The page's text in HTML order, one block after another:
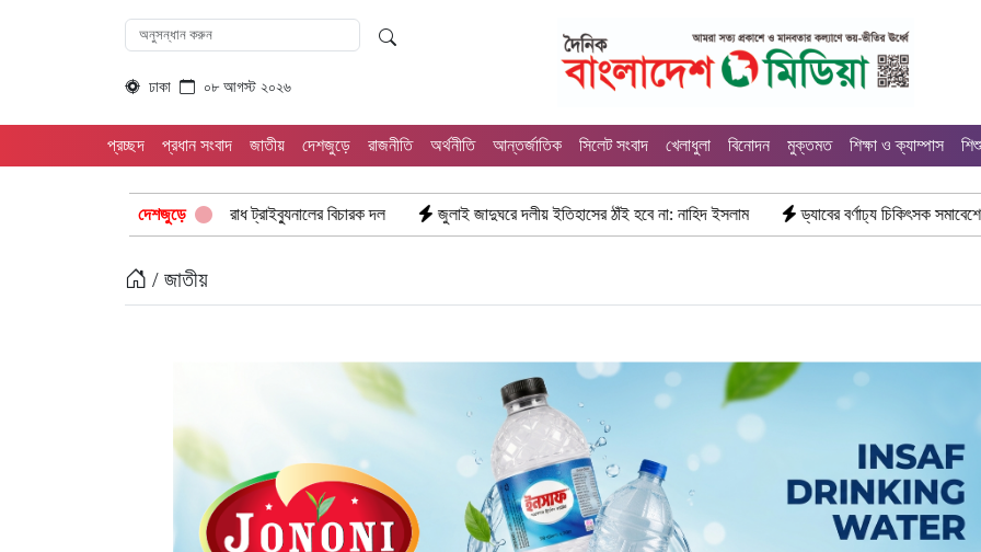
ঢাকা ০৮ আগস্ট ২০২৬
প্রচ্ছদ প্রধান সংবাদ জাতীয় দেশজুড়ে রাজনীতি অর্থনীতি আন্তর্জাতিক সিলেট সংবাদ খেলাধুলা বিনোদন মুক্তমত শিক্ষা ও ক্যাম্পাস
দেশজুড়ে
আন্তর্জাতিক অপরাধ ট্রাইব্যুনালের বিচারক দল জুলাই জাদুঘরে দলীয় ইতিহাসের ঠাঁই হবে না: নাহিদ ইসলাম ড্যাবের বর্ণাঢ্য চিকিৎসক সমাবেশে প্রধান অতিথি
/ জাতীয়